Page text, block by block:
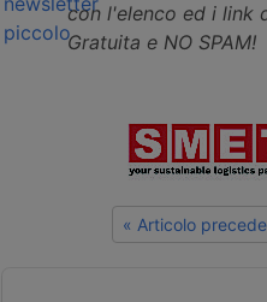
con l'elenco ed i link
Gratuita e NO SPAM!
« Articolo